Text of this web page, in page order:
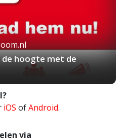
hoogte met de
iOS ofAndroid.
via